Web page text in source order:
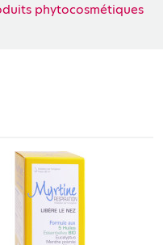
phytocosmétiques